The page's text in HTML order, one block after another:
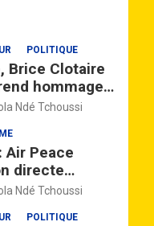
POLITIQUE
Brice Clotaire
hommage à
Boigny
Ndé Tchoussi
Air Peace
directe
quatre
Ndé Tchoussi
POLITIQUE